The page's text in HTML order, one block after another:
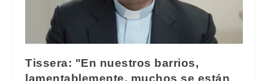
Tissera: "En nuestros barrios,